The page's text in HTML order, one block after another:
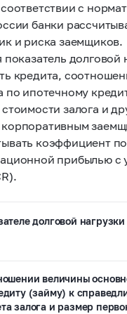
с
банки
и риска заемщиков.
долговой
кредита,
по ипотечному
залога и
коэффициент
прибылью с
долговой
величины
(займу) к
залога и размер